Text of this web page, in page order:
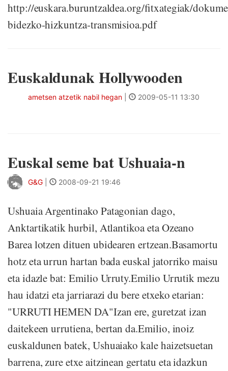
http://euskara.buruntzaldea.org/fitxategiak/
bidezko-hizkuntza-transmisioa.pdf
Euskaldunak Hollywooden
ametsen atzetik nabil hegan 2009-05-11 13:30
Euskal seme bat Ushuaia-n
G&G 2008-09-21 19:46
Ushuaia Argentinako Patagonian dago,
Anktartikatik hurbil, Atlantikoa eta Ozeano
Barea lotzen dituen ubidearen ertzean.Basamortu
hotz eta urrun hartan bada euskal jatorriko maisu
eta idazle bat: Emilio Urruty.Emilio Urrutik mezu
hau idatzi eta jarriarazi du bere etxeko etarian:
"URRUTI HEMEN DA"Izan ere, guretzat izan
daitekeen urrutiena, bertan da.Emilio, inoiz
euskaldunen batek, Ushuaiako kale haizetsuetan
barrena, zure etxe aitzinean gertatu eta idazkun